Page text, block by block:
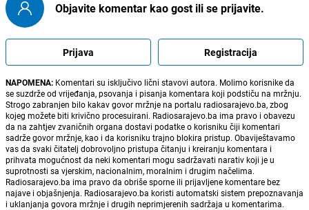
Objavite komentar kao gost ili se prijavite.
Prijava Registracija
NAPOMENA: Komentari su isključivo lični stavovi autora. Molimo korisnike da
se suzdrže od vrijeđanja, psovanja i pisanja komentara koji podstiču na mržnju.
Strogo zabranjen bilo kakav govor mržnje na portalu radiosarajevo.ba, zbog
kojeg možete biti krivično procesuirani. Radiosarajevo.ba ima pravo i obavezu
da na zahtjev zvaničnih organa dostavi podatke o korisniku čiji komentari
sadrže govor mržnje, kao i da korisniku trajno blokira pristup. Obaviještavamo
vas da svaki čitatelj dobrovoljno pristupa čitanju i kreiranju komentara i
prihvata mogućnost da neki komentari mogu sadržavati narativ koji je u
suprotnosti sa vjerskim, nacionalnim, moralnim i drugim načelima.
Radiosarajevo.ba ima pravo da obriše sporne ili prijavljene komentare bez
najave i objašnjenja. Radiosarajevo.ba koristi automatski sistem prepoznavanja
i uklanjanja govora mržnje i drugih neprimjerenih sadržaja u komentarima.